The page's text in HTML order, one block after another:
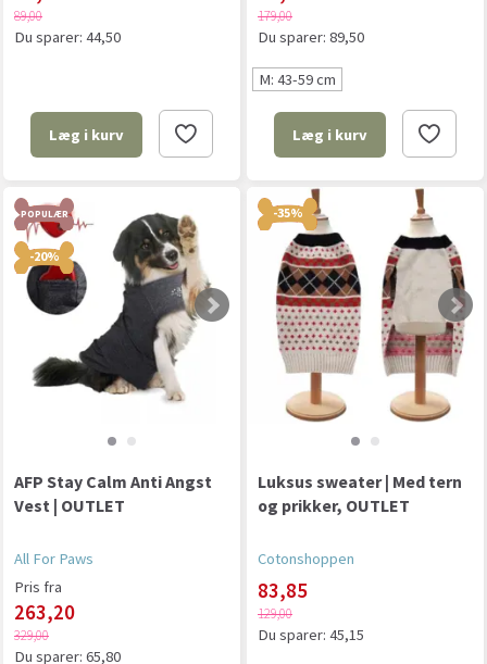
89,00
Du sparer: 44,50
Læg i kurv
179,00
Du sparer: 89,50
M: 43-59 cm
Læg i kurv
POPULÆR
-20%
AFP Stay Calm Anti Angst
Vest | OUTLET
All For Paws
Pris fra
263,20
329,00
Du sparer: 65,80
-35%
Luksus sweater | Med tern
og prikker, OUTLET
Cotonshoppen
83,85
129,00
Du sparer: 45,15